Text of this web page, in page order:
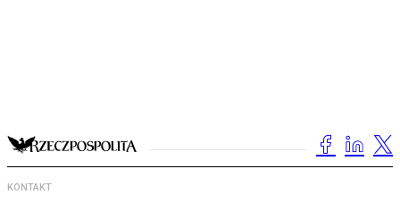
KONTAKT